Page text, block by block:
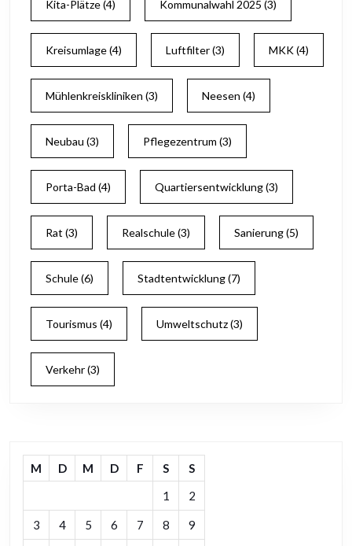
Kita-Plätze(4) Kommunalwahl 2025 (3)
Kreisumlage(4) Luftfilter(3) MKK(4)
Mühlenkreiskliniken (3) Neesen (4)
Neubau (3) Pflegezentrum (3)
Porta-Bad (4) Quartiersentwicklung(3)
Rat (3) Realschule(3) Sanierung(5)
Schule(6) Stadtentwicklung(7)
Tourismus (4) Umweltschutz(3)
Verkehr(3)
M D M D F S
S
1
2
3 4 5 6 7 8 9